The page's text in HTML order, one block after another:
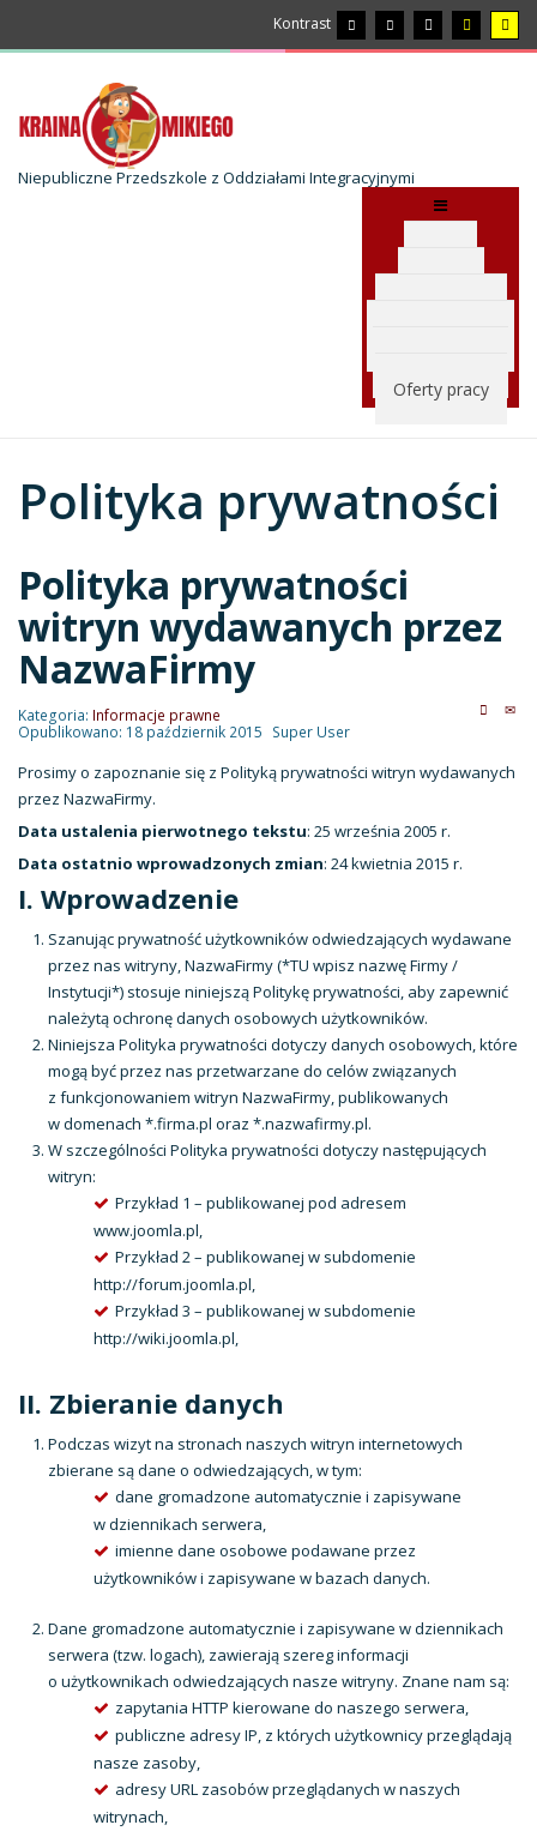
Kontrast
Niepubliczne Przedszkole z Oddziałami Integracyjnymi
Oferty pracy
Polityka prywatności
Polityka prywatności
witryn wydawanych przez
NazwaFirmy
Kategoria: Informacje prawne
Opublikowano: 18 październik 2015 Super User
Prosimy o zapoznanie się z Polityką prywatności witryn wydawanych
przez NazwaFirmy.
Data ustalenia pierwotnego tekstu: 25 września 2005 r.
Data ostatnio wprowadzonych zmian: 24 kwietnia 2015 r.
I. Wprowadzenie
Szanując prywatność użytkowników odwiedzających wydawane
przez nas witryny, NazwaFirmy (*TU wpisz nazwę Firmy /
Instytucji*) stosuje niniejszą Politykę prywatności, aby zapewnić
należytą ochronę danych osobowych użytkowników.
Niniejsza Polityka prywatności dotyczy danych osobowych, które
mogą być przez nas przetwarzane do celów związanych
z funkcjonowaniem witryn NazwaFirmy, publikowanych
w domenach *.firma.pl oraz *.nazwafirmy.pl.
W szczególności Polityka prywatności dotyczy następujących
witryn:
Przykład 1 – publikowanej pod adresem
www.joomla.pl,
Przykład 2 – publikowanej w subdomenie
http://forum.joomla.pl,
Przykład 3 – publikowanej w subdomenie
http://wiki.joomla.pl,
II. Zbieranie danych
Podczas wizyt na stronach naszych witryn internetowych
zbierane są dane o odwiedzających, w tym:
dane gromadzone automatycznie i zapisywane
w dziennikach serwera,
imienne dane osobowe podawane przez
użytkowników i zapisywane w bazach danych.
Dane gromadzone automatycznie i zapisywane w dziennikach
serwera (tzw. logach), zawierają szereg informacji
o użytkownikach odwiedzających nasze witryny. Znane nam są:
zapytania HTTP kierowane do naszego serwera,
publiczne adresy IP, z których użytkownicy przeglądają
nasze zasoby,
adresy URL zasobów przeglądanych w naszych
witrynach,